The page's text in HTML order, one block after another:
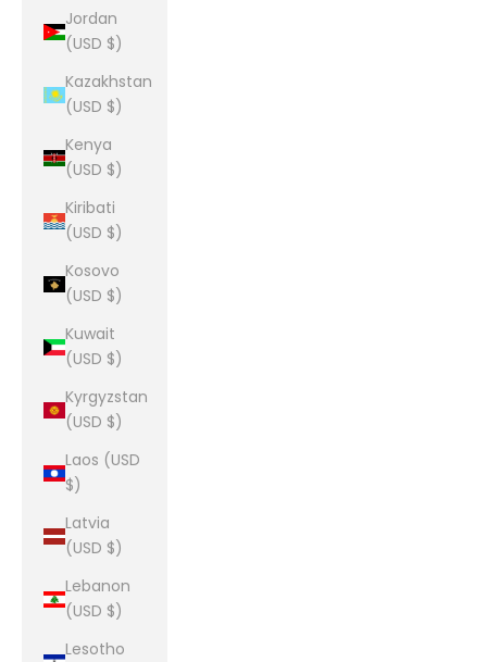
Jordan
(USD $)
Kazakhstan
(USD $)
Kenya
(USD $)
Kiribati
(USD $)
Kosovo
(USD $)
Kuwait
(USD $)
Kyrgyzstan
(USD $)
Laos (USD
$)
Latvia
(USD $)
Lebanon
(USD $)
Lesotho